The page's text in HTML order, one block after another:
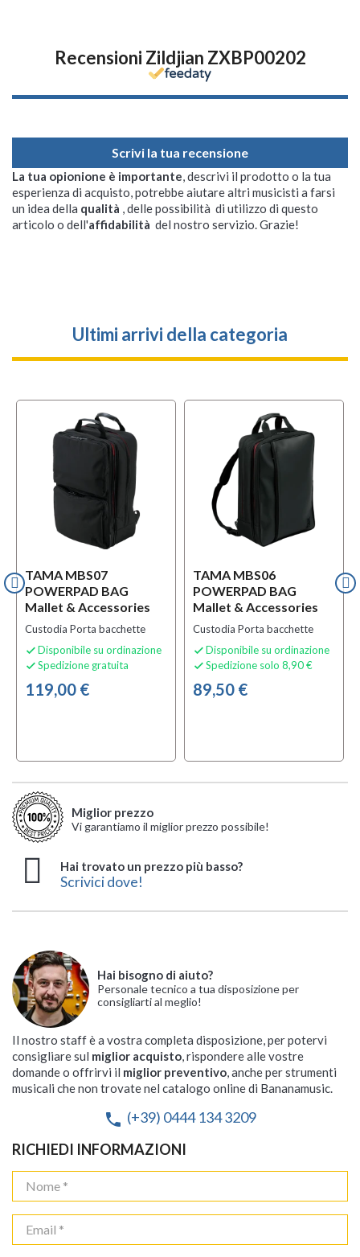
Recensioni Zildjian ZXBP00202
Scrivi la tua recensione
La tua opionione è importante, descrivi il prodotto o la tua
esperienza di acquisto, potrebbe aiutare altri musicisti a farsi
un idea della qualità , delle possibilità di utilizzo di questo
articolo o dell'affidabilità del nostro servizio. Grazie!
Ultimi arrivi della categoria
TAMA MBS07
POWERPAD BAG
Mallet & Accessories
Custodia Porta bacchette
 Disponibile su ordinazione
 Spedizione gratuita
119,00 €
TAMA MBS06
POWERPAD BAG
Mallet & Accessories
Custodia Porta bacchette
 Disponibile su ordinazione
 Spedizione solo 8,90 €
89,50 €
Miglior prezzo
Vi garantiamo il miglior prezzo possibile!
Hai trovato un prezzo più basso?
Scrivici dove!
Hai bisogno di aiuto?
Personale tecnico a tua disposizione per
consigliarti al meglio!
Il nostro staff è a vostra completa disposizione, per potervi
consigliare sul miglior acquisto, rispondere alle vostre
domande o offrirvi il miglior preventivo, anche per strumenti
musicali che non trovate nel catalogo online di Bananamusic.
phone (+39) 0444 134 3209
RICHIEDI INFORMAZIONI